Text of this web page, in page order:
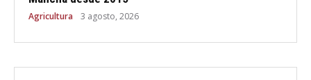
Agricultura 3 agosto, 2026